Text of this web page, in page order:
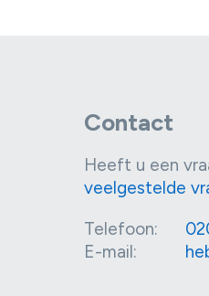
Contact
Heeft u een
veelgestelde
Telefoon:
E-mail: